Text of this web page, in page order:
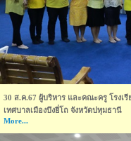
30 ส.ค.67 ผู้บริหาร และคณะครู โรง
เทศบาลเมืองบึงยี่โถ จังหวัดปทุมธานี
More...